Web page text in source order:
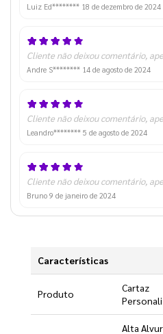
Luiz Ed******** 18 de dezembro de 2024
Cliente não deixou comentário,
Andre S******** 14 de agosto de 2024
Cliente não deixou comentário,
Leandro******** 5 de agosto de 2024
Cliente não deixou comentário,
Bruno 9 de janeiro de 2024
Características
Produto
Cartaz
Alta